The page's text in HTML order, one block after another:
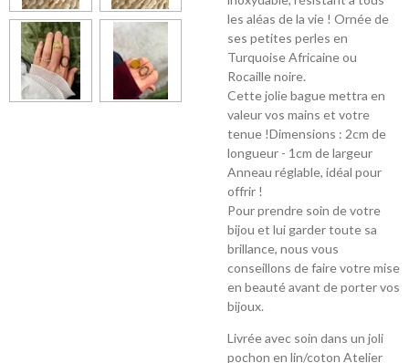
les aléas de la vie ! Ornée de
ses petites perles en
Turquoise Africaine ou
Rocaille noire.
Cette jolie bague mettra en
valeur vos mains et votre
tenue !Dimensions : 2cm de
longueur - 1cm de largeur
Anneau réglable, idéal pour
offrir !
Pour prendre soin de votre
bijou et lui garder toute sa
brillance, nous vous
conseillons de faire votre mise
en beauté avant de porter vos
bijoux.
Livrée avec soin dans un joli
pochon en lin/coton Atelier